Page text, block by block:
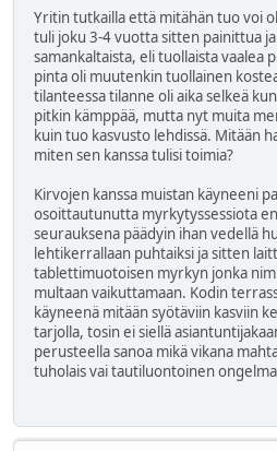
Yritin tutkailla että mitähän tuo voi
tuli joku 3-4 vuotta sitten painittua
samankaltaista, eli tuollaista vaalea
pinta oli muutenkin tuollainen
tilanteessa tilanne oli aika selkeä
pitkin kämppää, mutta nyt muita
kuin tuo kasvusto lehdissä. Mitään
miten sen kanssa tulisi toimia?
Kirvojen kanssa muistan käyneeni
osoittautunutta myrkytyssessiota
seurauksena päädyin ihan vedellä
lehtikerrallaan puhtaiksi ja sitten
tablettimuotoisen myrkyn jonka
multaan vaikuttamaan. Kodin
käyneenä mitään syötäviin kasviin
tarjolla, tosin ei siellä
perusteella sanoa mikä vikana
tuholais vai tautiluontoinen